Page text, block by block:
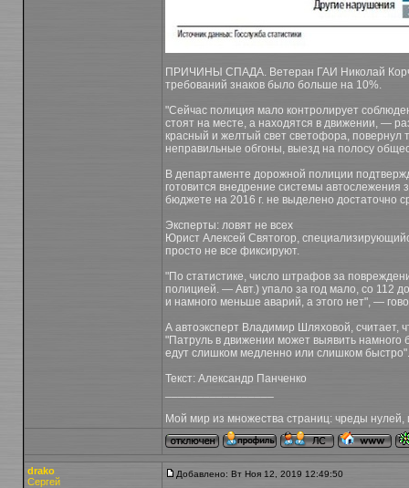
ПРИЧИНЫ СПАДА. Ветеран ГАИ Николай
требований знаков было больше на 10%.
"Сейчас полиция мало контролирует
стоят на месте, а находятся в движении, —
красный и желтый свет светофора, повернул
неправильные обгоны, выезд на полосу
В департаменте дорожной полиции
готовится внедрение системы автослежения
бюджете на 2016 г. не выделено достаточно
Эксперты: ловят не всех
Юрист Алексей Святогор,
просто не все фиксируют.
"По статистике, число штрафов за
полицией. — Авт.) упало за год мало, со 112
и намного меньше аварий, а этого нет", —
А автоэксперт Владимир Шляховой, считает,
"Патруль в движении может выявить намного
едут слишком медленно или слишком быстро".
Текст: Александр Панченко
Мой мир из множества страниц: чреды нулей,
drako
Сергей
Добавлено: Вт Ноя 12, 2019 12:49:50